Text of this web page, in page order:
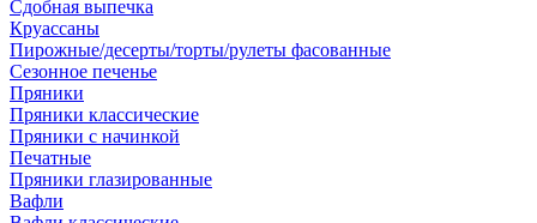
Сдобная выпечка
Круассаны
Пирожные/десерты/торты/рулеты фасованные
Сезонное печенье
Пряники
Пряники классические
Пряники с начинкой
Печатные
Пряники глазированные
Вафли